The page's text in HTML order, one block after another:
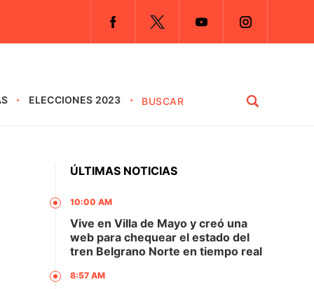
ELECCIONES 2023
ÚLTIMAS NOTICIAS
10:00 AM
Vive en Villa de Mayo y creó una
web para chequear el estado del
tren Belgrano Norte en tiempo real
8:57 AM